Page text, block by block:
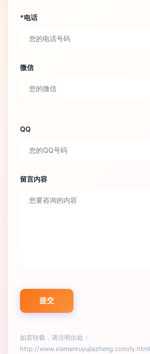
*电话
微信
QQ
留言内容
如若转载，请注明出处：
http://www.xiamenruyujiazheng.com/ly.html